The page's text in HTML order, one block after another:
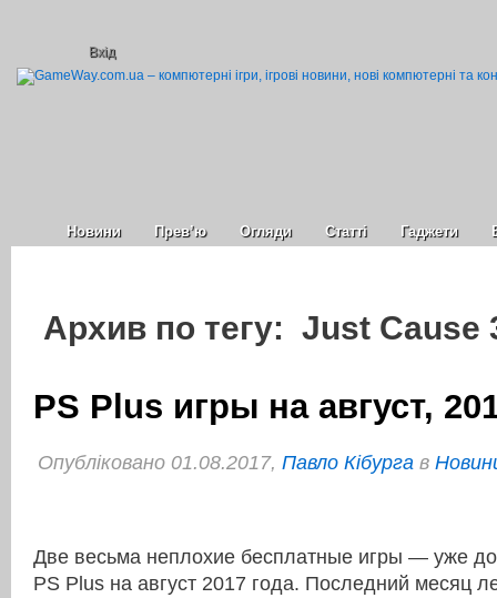
Вхід
Новини Прев’ю Огляди Статті Гаджети
Архив по тегу: Just Cause
PS Plus игры на август,
Опубліковано 01.08.2017, Павло Кібурга в
Две весьма неплохие бесплатные игры — уже
PS Plus на август 2017 года. Последний месяц